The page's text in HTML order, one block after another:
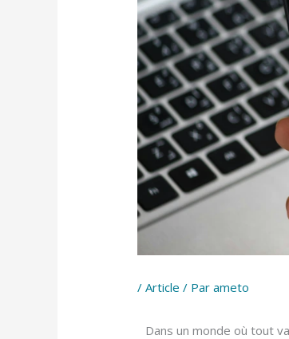
/Article / Parameto
Dans un monde où tout